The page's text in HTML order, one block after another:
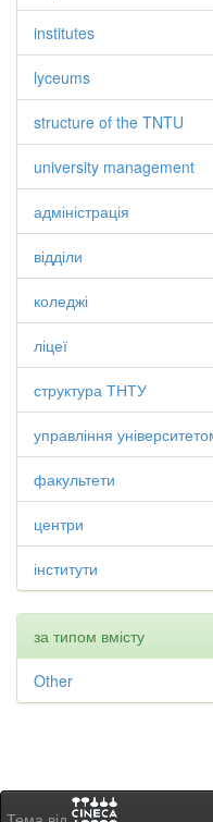
institutes
lyceums
structure of the TNTU
university management
адміністрація
відділи
коледжі
ліцеї
структура ТНТУ
управління
факультети
центри
інститути
за типом вмісту
Other